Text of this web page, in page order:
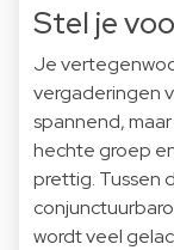
Stel je
Je
vergaderingen
spannend,
hechte groep
prettig. Tussen
wordt veel